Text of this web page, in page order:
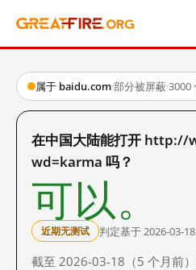
属于 baidu.com·部分被屏蔽·3000
在中国大陆能打开
wd=karma 吗？
可以。
近期无测试 判定基于 2026-03-
截至 2026-03-18（5 个月前